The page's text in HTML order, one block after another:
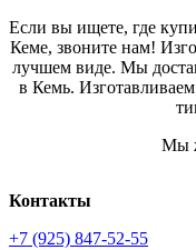
Если вы ищете, где
Кеме, звоните нам!
лучшем виде. Мы
в Кемь.
Мы
Контакты
+7 (925) 847-52-55